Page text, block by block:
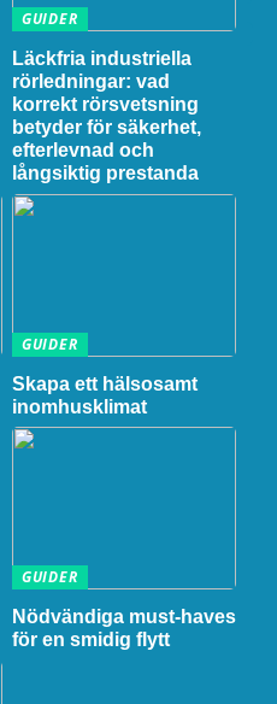
GUIDER
Läckfria industriella
rörledningar: vad
korrekt rörsvetsning
betyder för säkerhet,
efterlevnad och
långsiktig prestanda
GUIDER
Skapa ett hälsosamt
inomhusklimat
GUIDER
Nödvändiga must-haves
för en smidig flytt